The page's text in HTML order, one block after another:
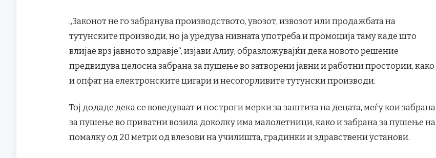
„Законот не го забранува производството, увозот, извозот или продажбата на
тутунските производи, но ја уредува нивната употреба и промоција таму каде што
влијае врз јавното здравје“, изјави Алиу, образложувајќи дека новото решение
предвидува целосна забрана за пушење во затворени јавни и работни простории, како
и опфат на електронските цигари и несогорливите тутунски производи.
Тој додаде дека се воведуваат и построги мерки за заштита на децата, меѓу кои забрана
за пушење во приватни возила доколку има малолетници, како и забрана за пушење на
помалку од 20 метри од влезови на училишта, градинки и здравствени установи.